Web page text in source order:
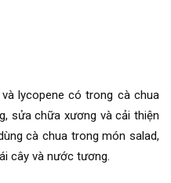
lycopene có trong cà chua
sửa chữa xương và cải thiện
cà chua trong món salad,
cây và nước tương.